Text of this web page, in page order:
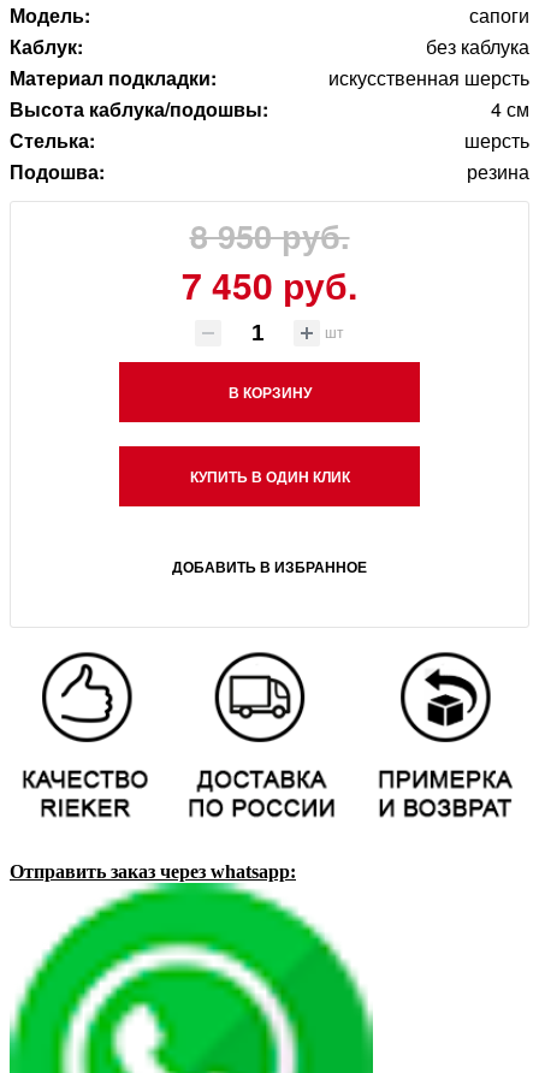
Модель:
сапоги
Каблук:
без каблука
Материал подкладки:
искусственная шерсть
Высота каблука/подошвы:
4 см
Стелька:
шерсть
Подошва:
резина
8 950 руб.
7 450 руб.
шт
В КОРЗИНУ
КУПИТЬ В ОДИН КЛИК
ДОБАВИТЬ В ИЗБРАННОЕ
Отправить заказ через whatsapp: